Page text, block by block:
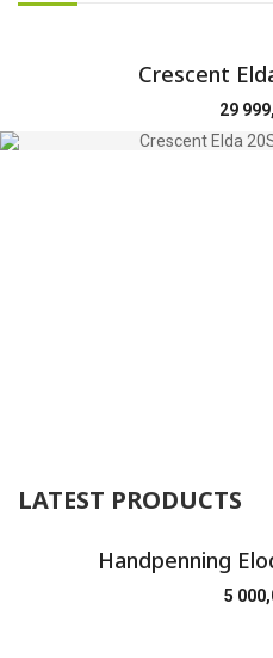
Crescent
29
LATEST PRODUCTS
Handpenning
5